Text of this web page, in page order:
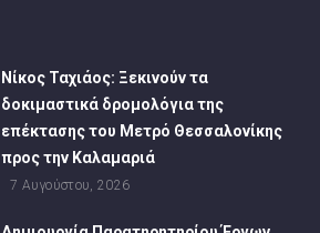
Νίκος Ταχιάος: Ξεκινούν τα
δοκιμαστικά δρομολόγια της
επέκτασης του Μετρό Θεσσαλονίκης
προς την Καλαμαριά
7 Αυγούστου, 2026